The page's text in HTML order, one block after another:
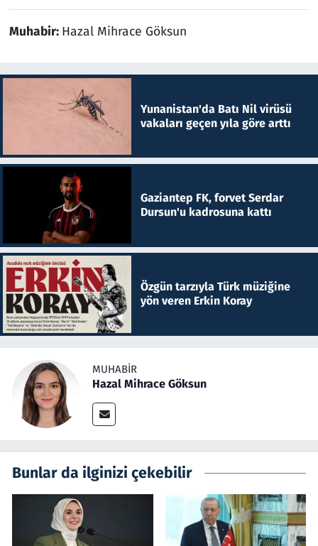
Muhabir: Hazal Mihrace Göksun
Yunanistan'da Batı Nil virüsü
vakaları geçen yıla göre arttı
Gaziantep FK, forvet Serdar
Dursun'u kadrosuna kattı
Özgün tarzıyla Türk müziğine
yön veren Erkin Koray
MUHABIR
Hazal Mihrace Göksun
Bunlar da ilginizi çekebilir